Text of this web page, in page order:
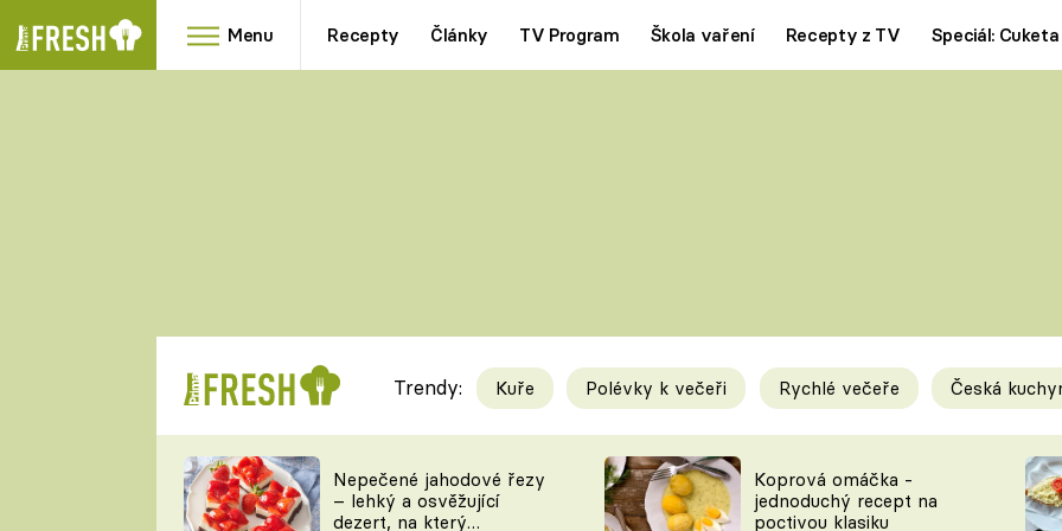
Menu Recepty Články TV Program Škola vaření Recepty z TV Speciál: Cuketa
RYCHLOVKY
Videorecepty
TEĎ VAŘÍ ŠÉF!
Tipy a triky
KAM ZA JÍDLEM
Trendy: Kuře Polévky k večeři Rychlé večeře Česká
Nepečené jahodové řezy
– lehký a osvěžující
dezert, na který
Koprová omáčka -
jednoduchý recept na
poctivou klasiku